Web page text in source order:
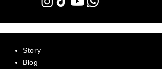
Story
Blog